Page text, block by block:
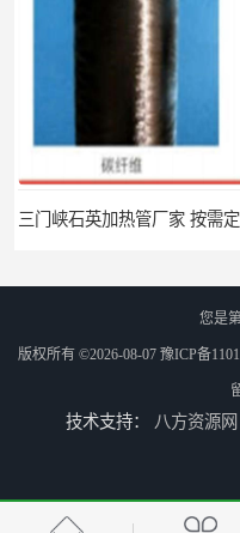
需定制
您是
版权所有 ©2026-08-07 豫ICP备
技术支持： 八方资源网